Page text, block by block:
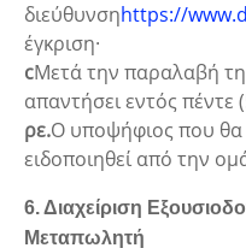
διεύθυνσηhttps://
έγκριση·
cΜετά την παραλαβή
απαντήσει εντός
ρε.Ο υποψήφιος που θα
ειδοποιηθεί από την
6. Διαχείριση
Μεταπωλητή